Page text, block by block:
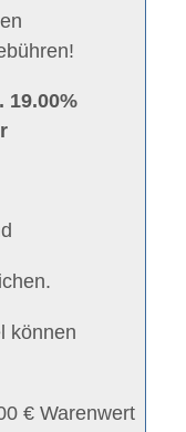
19.00%
können
€ Warenwert